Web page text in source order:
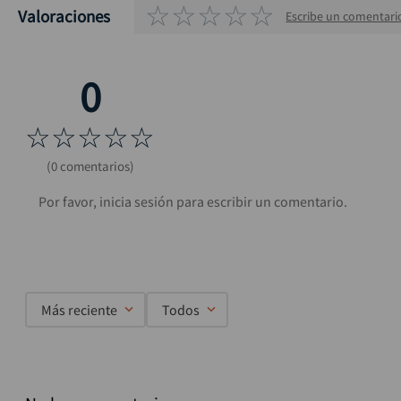
Valoraciones ☆☆☆☆☆ Escribe un
☆☆☆☆☆
(0 comentarios)
Más reciente Todos